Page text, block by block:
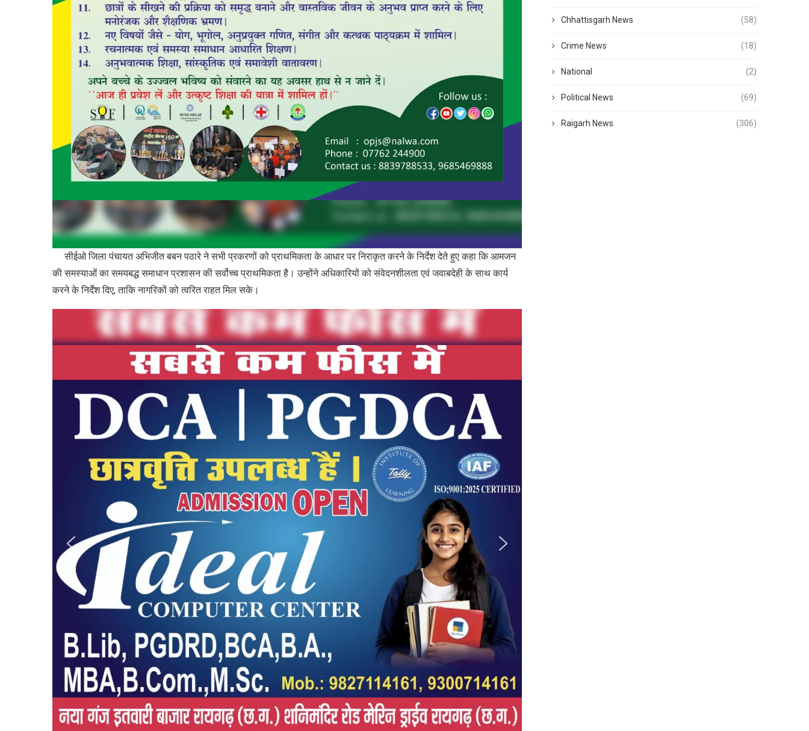
सीईओ जिला पंचायत अभिजीत बबन पठारे ने सभी प्रकरणों को प्राथमिकता के आधार पर निराकृत करने के निर्देश देते हुए कहा कि आमजन
की समस्याओं का समयबद्ध समाधान प्रशासन की सर्वोच्च प्राथमिकता है। उन्होंने अधिकारियों को संवेदनशीलता एवं जवाबदेही के साथ कार्य
करने के निर्देश दिए, ताकि नागरिकों को त्वरित राहत मिल सके।
Chhattisgarh News (58)
Crime News (18)
National (2)
Political News (69)
Raigarh News (306)